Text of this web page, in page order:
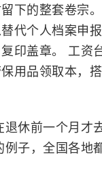
下的整套卷宗
代个人档案申
印盖章。 工资
用品领取本，
休前一个月才
子，全国各地